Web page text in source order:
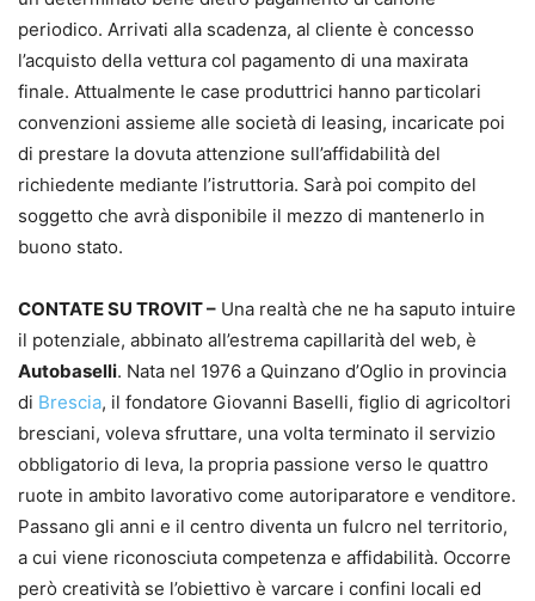
periodico. Arrivati alla scadenza, al cliente è concesso
l’acquisto della vettura col pagamento di una maxirata
finale. Attualmente le case produttrici hanno particolari
convenzioni assieme alle società di leasing, incaricate poi
di prestare la dovuta attenzione sull’affidabilità del
richiedente mediante l’istruttoria. Sarà poi compito del
soggetto che avrà disponibile il mezzo di mantenerlo in
buono stato.
CONTATE SU TROVIT – Una realtà che ne ha saputo intuire
il potenziale, abbinato all’estrema capillarità del web, è
Autobaselli. Nata nel 1976 a Quinzano d’Oglio in provincia
di Brescia, il fondatore Giovanni Baselli, figlio di agricoltori
bresciani, voleva sfruttare, una volta terminato il servizio
obbligatorio di leva, la propria passione verso le quattro
ruote in ambito lavorativo come autoriparatore e venditore.
Passano gli anni e il centro diventa un fulcro nel territorio,
a cui viene riconosciuta competenza e affidabilità. Occorre
però creatività se l’obiettivo è varcare i confini locali ed